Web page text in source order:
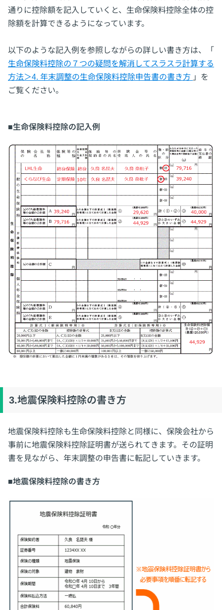
通りに控除額を記入していくと、生命保険料控除全体の控
除額を計算できるようになっています。
以下のような記入例を参照しながらの詳しい書き方は、「
生命保険料控除の７つの疑問を解消してスラスラ計算する
方法＞4. 年末調整の生命保険料控除申告書の書き方 」を
ご覧ください。
■生命保険料控除の記入例
3.地震保険料控除の書き方
地震保険料控除も生命保険料控除と同様に、保険会社から
事前に地震保険料控除証明書が送られてきます。その証明
書を見ながら、年末調整の申告書に転記していきます。
■地震保険料控除の書き方